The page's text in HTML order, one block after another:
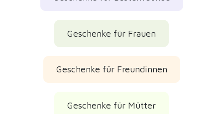
Geschenke für Frauen
Geschenke für Freundinnen
Geschenke für Mütter